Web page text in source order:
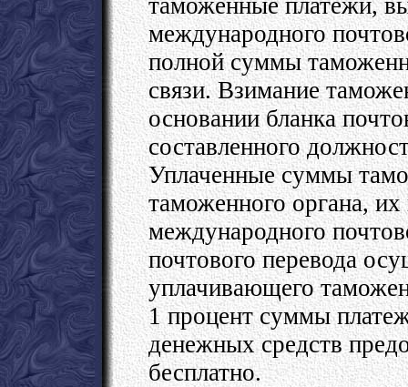
международного
полной суммы
связи. Взимание
основании бланка
составленного
Уплаченные суммы
таможенного органа,
международного
почтового перевода
уплачивающего
1 процент суммы
денежных средств
бесплатно.